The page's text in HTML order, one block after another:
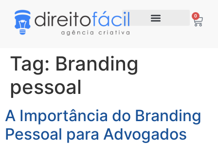
0
Tag: Branding
pessoal
A Importância do Branding
Pessoal para Advogados